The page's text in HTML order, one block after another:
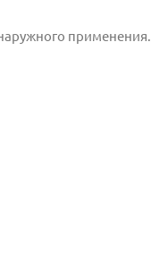
применения.